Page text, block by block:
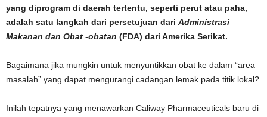
yang diprogram di daerah tertentu, seperti perut atau paha,
adalah satu langkah dari persetujuan dari Administrasi
Makanan dan Obat -obatan (FDA) dari Amerika Serikat.
Bagaimana jika mungkin untuk menyuntikkan obat ke dalam “area
masalah” yang dapat mengurangi cadangan lemak pada titik lokal?
Inilah tepatnya yang menawarkan Caliway Pharmaceuticals baru di